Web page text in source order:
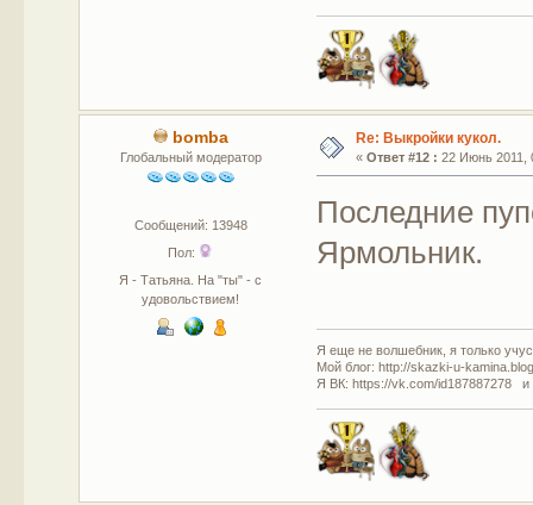
bomba
Глобальный модератор
Сообщений: 13948
Пол:
Я - Татьяна. На "ты" - с
удовольствием!
Re: Выкройки кукол.
« Ответ #12 : 22 Июнь 2011,
Последние
Ярмольник.
Я еще не волшебник, я только
Мой блог: http://skazki-u-
Я ВК: https://vk.com/id187887278 и